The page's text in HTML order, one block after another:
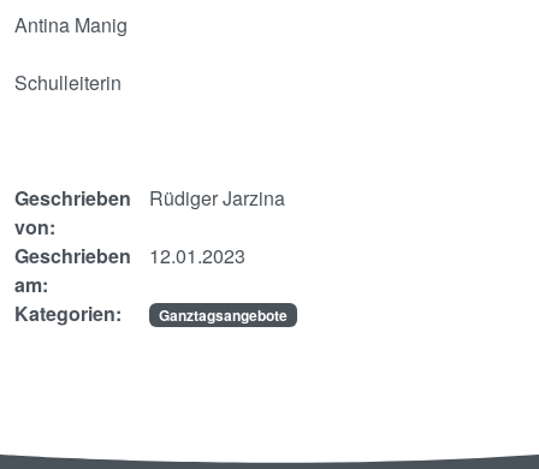
Antina Manig
Schulleiterin
Geschrieben
von:
Rüdiger Jarzina
Geschrieben
am:
12.01.2023
Kategorien: Ganztagsangebote